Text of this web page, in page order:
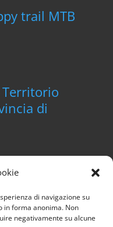
di navigazione su
in forma anonima. Non
negativamente su alcune
trail MTB
Territorio
di